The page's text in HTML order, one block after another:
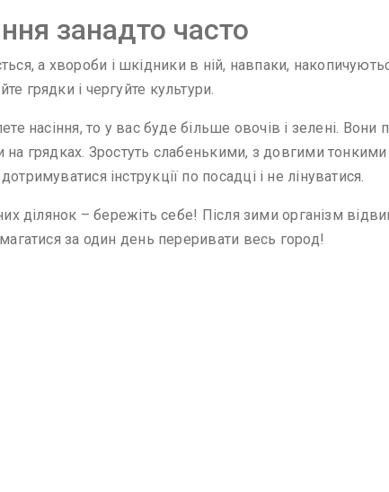
занадто часто
а хвороби і шкідники в ній, навпаки,
грядки і чергуйте культури.
насіння, то у вас буде більше овочів і зелені. Вони
грядках. Зростуть слабенькими, з довгими
інструкції по посадці і не лінуватися.
ділянок – бережіть себе! Після зими організм
за один день переривати весь город!